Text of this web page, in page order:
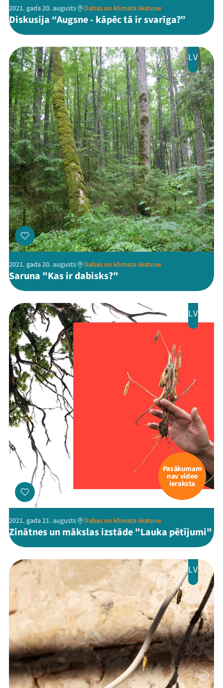
2021. gada 20. augusts Dabas un klimata skatuve
Diskusija “Augsne - kāpēc tā ir svarīga?”
LV
2021. gada 20. augusts Dabas un klimata skatuve
Saruna "Kas ir dabisks?"
LV
Pasākumam
nav video
ieraksta
2021. gada 21. augusts Dabas un klimata skatuve
Zinātnes un mākslas izstāde "Lauka pētījumi"
LV